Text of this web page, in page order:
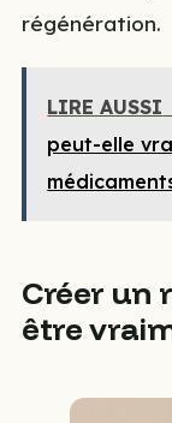
régénération.
LIRE AUSSI
peut-elle
Créer un
être